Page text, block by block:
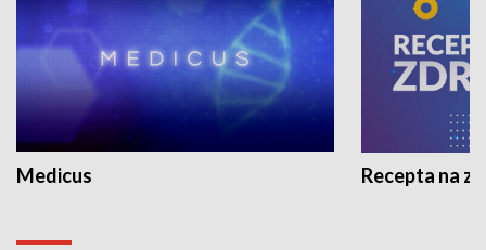
Medicus Recepta na